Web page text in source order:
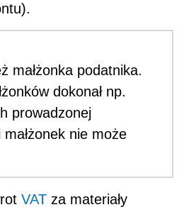
małżonka podatnika.
dokonał np.
prowadzonej
małżonek nie może
VAT za materiały